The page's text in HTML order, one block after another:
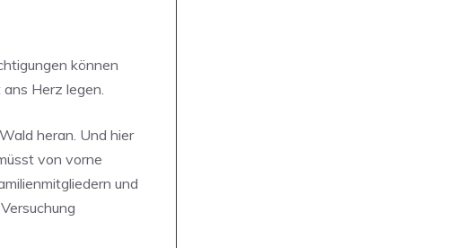
können
Herz legen.
heran. Und hier
von vorne
und